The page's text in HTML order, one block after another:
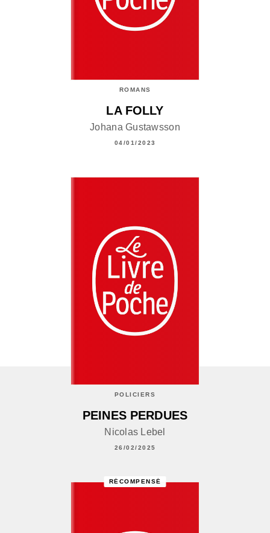
ROMANS
LA FOLLY
Johana Gustawsson
04/01/2023
POLICIERS
PEINES PERDUES
Nicolas Lebel
26/02/2025
RÉCOMPENSÉ